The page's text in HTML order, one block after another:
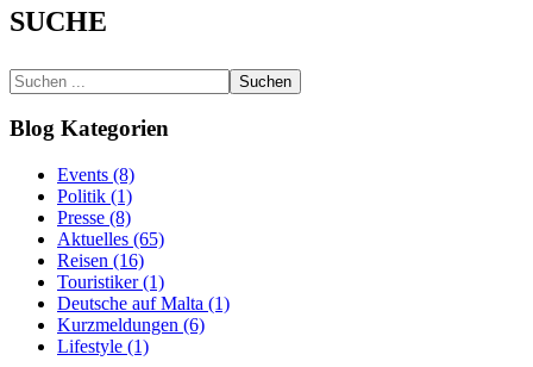
SUCHE
Suchen
Blog Kategorien
Events (8)
Politik (1)
Presse (8)
Aktuelles (65)
Reisen (16)
Touristiker (1)
Deutsche auf Malta (1)
Kurzmeldungen (6)
Lifestyle (1)